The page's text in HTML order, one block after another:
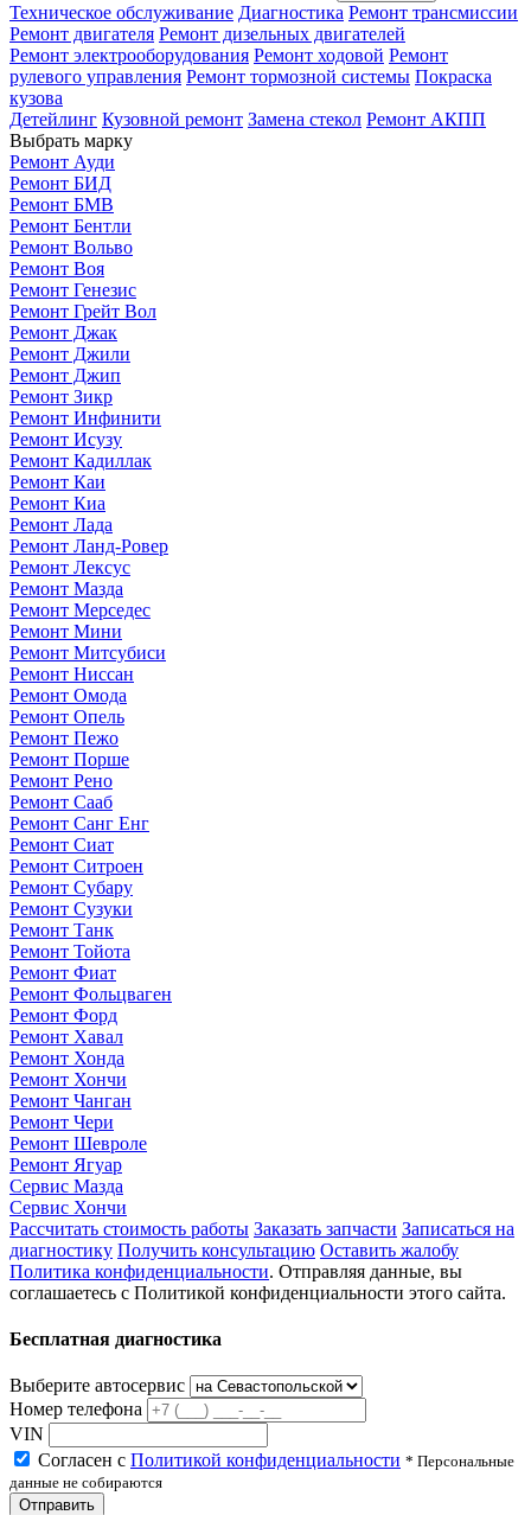
Техническое обслуживание Диагностика Ремонт трансмиссии
Ремонт двигателя Ремонт дизельных двигателей
Ремонт электрооборудования Ремонт ходовой Ремонт
рулевого управления Ремонт тормозной системы Покраска
кузова
Детейлинг Кузовной ремонт Замена стекол Ремонт АКПП
Выбрать марку
Ремонт Ауди
Ремонт БИД
Ремонт БМВ
Ремонт Бентли
Ремонт Вольво
Ремонт Воя
Ремонт Генезис
Ремонт Грейт Вол
Ремонт Джак
Ремонт Джили
Ремонт Джип
Ремонт Зикр
Ремонт Инфинити
Ремонт Исузу
Ремонт Кадиллак
Ремонт Каи
Ремонт Киа
Ремонт Лада
Ремонт Ланд-Ровер
Ремонт Лексус
Ремонт Мазда
Ремонт Мерседес
Ремонт Мини
Ремонт Митсубиси
Ремонт Ниссан
Ремонт Омода
Ремонт Опель
Ремонт Пежо
Ремонт Порше
Ремонт Рено
Ремонт Сааб
Ремонт Санг Енг
Ремонт Сиат
Ремонт Ситроен
Ремонт Субару
Ремонт Сузуки
Ремонт Танк
Ремонт Тойота
Ремонт Фиат
Ремонт Фольцваген
Ремонт Форд
Ремонт Хавал
Ремонт Хонда
Ремонт Хончи
Ремонт Чанган
Ремонт Чери
Ремонт Шевроле
Ремонт Ягуар
Сервис Мазда
Сервис Хончи
Рассчитать стоимость работы Заказать запчасти Записаться на
диагностику Получить консультацию Оставить жалобу
Политика конфиденциальности. Отправляя данные, вы
соглашаетесь с Политикой конфиденциальности этого сайта.
Бесплатная диагностика
Выберите автосервис
Номер телефона
VIN
Согласен с Политикой конфиденциальности * Персональные
данные не собираются
Отправить